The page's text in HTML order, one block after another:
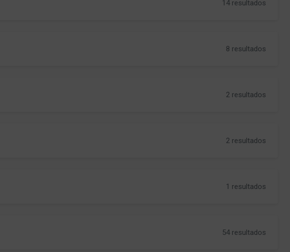
14 resultados
8 resultados
2 resultados
2 resultados
1 resultados
54 resultados